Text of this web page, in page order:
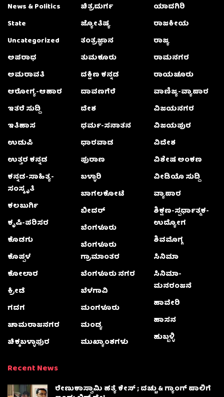
News & Politics
State
Uncategorized
ಅಪರಾಧ
ಅಮರಾವತಿ
ಆರೋಗ್ಯ-ಆಹಾರ
ಇತರೆ ಸುದ್ದಿ
ಇತಿಹಾಸ
ಉಡುಪಿ
ಉತ್ತರ ಕನ್ನಡ
ಕನ್ನಡ-ಸಾಹಿತ್ಯ-
ಸಂಸ್ಕೃತಿ
ಕಲಬುರ್ಗಿ
ಕೃಷಿ-ಪರಿಸರ
ಕೊಡಗು
ಕೊಪ್ಪಳ
ಕೋಲಾರ
ಕ್ರೀಡೆ
ಗದಗ
ಚಾಮರಾಜನಗರ
ಚಿಕ್ಕಬಳ್ಳಾಫುರ
ಚಿತ್ರದುರ್ಗ
ಜ್ಯೋತಿಷ್ಯ
ತಂತ್ರಜ್ಞಾನ
ತುಮಕೂರು
ದಕ್ಷಿಣ ಕನ್ನಡ
ದಾವಣಗೆರೆ
ದೇಶ
ಧರ್ಮ-ಸನಾತನ
ಧಾರವಾಡ
ಪುರಾಣ
ಬಳ್ಳಾರಿ
ಬಾಗಲಕೋಟೆ
ಬೀದರ್
ಬೆಂಗಳೂರು
ಬೆಂಗಳೂರು
ಗ್ರಾಮಾಂತರ
ಬೆಂಗಳೂರು ನಗರ
ಬೆಳಗಾವಿ
ಮಂಗಳೂರು
ಮಂಡ್ಯ
ಮುಖ್ಯಾಂಶಗಳು
ಯಾದಗಿರಿ
ರಾಜಕೀಯ
ರಾಜ್ಯ
ರಾಮನಗರ
ರಾಯಚೂರು
ವಾಣಿಜ್ಯ-ವ್ಯಾಪಾರ
ವಿಜಯನಗರ
ವಿಜಯಪುರ
ವಿದೇಶ
ವಿಶೇಷ ಅಂಕಣ
ವೀಡಿಯೊ ಸುದ್ದಿ
ವ್ಯಾಪಾರ
ಶಿಕ್ಷಣ-ಸ್ಪರ್ಧಾತ್ಮಕ-
ಉದ್ಯೋಗ
ಶಿವಮೊಗ್ಗ
ಸಿನಿಮಾ
ಸಿನಿಮಾ-
ಮನರಂಜನೆ
ಹಾವೇರಿ
ಹಾಸನ
ಹುಬ್ಬಳ್ಳಿ
Recent News
ರೇಣುಕಾಸ್ವಾಮಿ ಹತ್ಯೆ ಕೇಸ್‌ ; ದಚ್ಚು & ಗ್ಯಾಂಗ್ ಪಾಲಿಗೆ